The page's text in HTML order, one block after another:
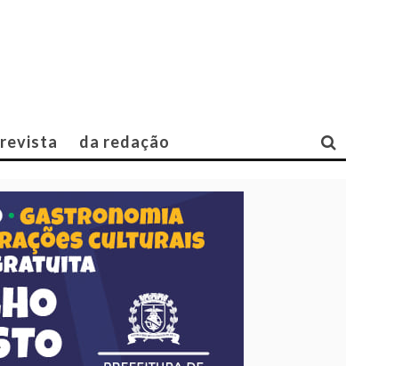
revista da redação